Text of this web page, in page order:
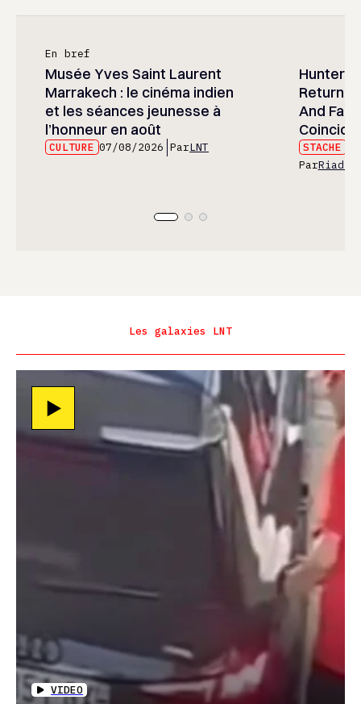
En bref
Musée Yves Saint Laurent
Marrakech : le cinéma indien
et les séances jeunesse à
l’honneur en août
CULTURE 07/08/2026 ParLNT
Hunter
And
STACHE
ParRiad
Les galaxies LNT
VIDEO